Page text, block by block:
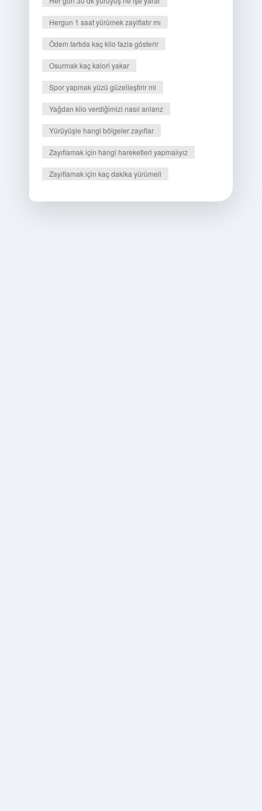
Hergun 1 saat yürümek zayiflatır mı
Ödem tartıda kaç kilo fazla gösterir
Osurmak kaç kalori yakar
Spor yapmak yüzü güzelleştirir mi
Yağdan kilo verdiğimizi nasıl anlarız
Yürüyüşle hangi bölgeler zayıflar
Zayıflamak için hangi hareketleri yapmalıyız
Zayıflamak için kaç dakika yürümeli